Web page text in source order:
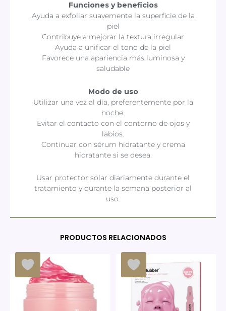
Funciones y beneficios
Ayuda a exfoliar suavemente la superficie de la
piel
Contribuye a mejorar la textura irregular
Ayuda a unificar el tono de la piel
Favorece una apariencia más luminosa y
saludable
Modo de uso
Utilizar una vez al día, preferentemente por la
noche.
Evitar el contacto con el contorno de ojos y
labios.
Continuar con sérum hidratante y crema
hidratante si se desea.
Usar protector solar diariamente durante el
tratamiento y durante la semana posterior al
uso.
PRODUCTOS RELACIONADOS